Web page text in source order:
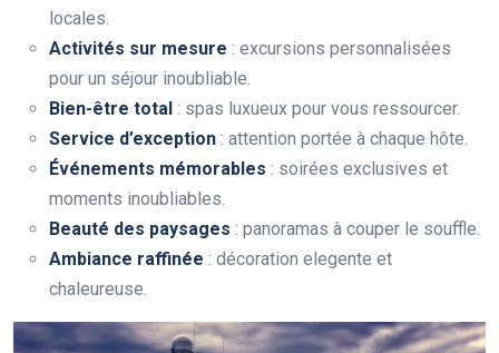
locales.
Activités sur mesure : excursions personnalisées
pour un séjour inoubliable.
Bien-être total : spas luxueux pour vous ressourcer.
Service d’exception : attention portée à chaque hôte.
Événements mémorables : soirées exclusives et
moments inoubliables.
Beauté des paysages : panoramas à couper le souffle.
Ambiance raffinée : décoration elegente et
chaleureuse.